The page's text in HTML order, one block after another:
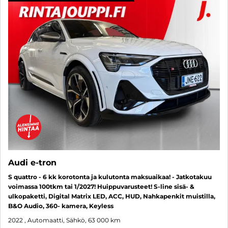
Audi e-tron
S quattro - 6 kk korotonta ja kulutonta maksuaikaa! - Jatkotakuu
voimassa 100tkm tai 1/2027! Huippuvarusteet! S-line sisä- &
ulkopaketti, Digital Matrix LED, ACC, HUD, Nahkapenkit muistilla,
B&O Audio, 360- kamera, Keyless
2022 , Automaatti, Sähkö, 63 000 km